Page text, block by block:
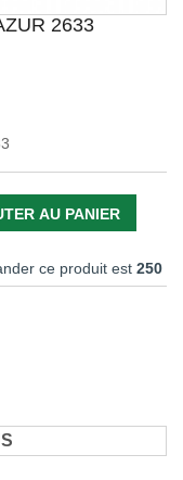
2633
AU PANIER
ce produit est 250